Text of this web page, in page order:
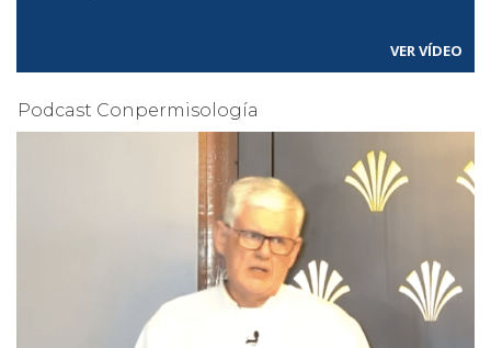
VER VÍDEO
Podcast Conpermisología